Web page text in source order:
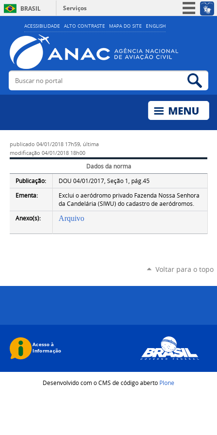
ACESSIBILIDADE ALTO CONTRASTE MAPA DO SITE ENGLISH
BRASIL
Serviços
Simplifique!
Acesso à informação
Legislação
Buscar no portal
publicado 04/01/2018 17h59, última
modificação 04/01/2018 18h00
Dados da norma
Publicação:
DOU 04/01/2017, Seção 1, pág.45
Ementa:
Exclui o aeródromo privado Fazenda Nossa Senhora
da Candelária (SIWU) do cadastro de aeródromos.
Anexo(s):
Arquivo
Voltar para o topo
Desenvolvido com o CMS de código aberto Plone